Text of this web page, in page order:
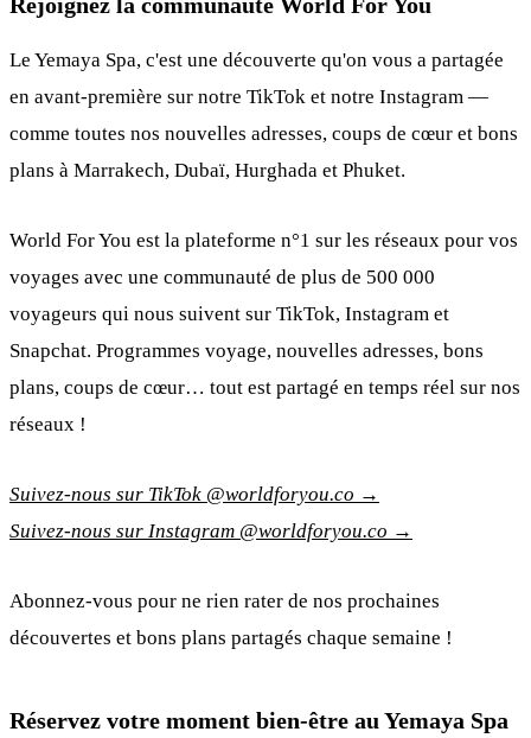
Le Yemaya Spa, c'est une découverte qu'on vous a partagée
en avant-première sur notre TikTok et notre Instagram —
comme toutes nos nouvelles adresses, coups de cœur et bons
plans à Marrakech, Dubaï, Hurghada et Phuket.
World For You est la plateforme n°1 sur les réseaux pour vos
voyages avec une communauté de plus de 500 000
voyageurs qui nous suivent sur TikTok, Instagram et
Snapchat. Programmes voyage, nouvelles adresses, bons
plans, coups de cœur… tout est partagé en temps réel sur nos
réseaux !
Suivez-nous sur TikTok @worldforyou.co →
Suivez-nous sur Instagram @worldforyou.co →
Abonnez-vous pour ne rien rater de nos prochaines
découvertes et bons plans partagés chaque semaine !
Réservez votre moment bien-être au Yemaya Spa